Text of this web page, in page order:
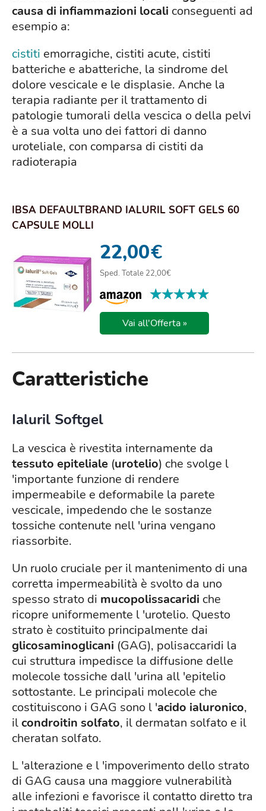
causa di infiammazioni locali conseguenti ad
esempio a:
cistiti emorragiche, cistiti acute, cistiti
batteriche e abatteriche, la sindrome del
dolore vescicale e le displasie. Anche la
terapia radiante per il trattamento di
patologie tumorali della vescica o della pelvi
è a sua volta uno dei fattori di danno
uroteliale, con comparsa di cistiti da
radioterapia
IBSA DEFAULTBRAND IALURIL SOFT GELS 60
CAPSULE MOLLI
22,00€
Sped. Totale 22,00€
★★★★★
★★★★★
Vai all'Offerta »
Caratteristiche
Ialuril Softgel
La vescica è rivestita internamente da
tessuto epiteliale (urotelio) che svolge l
'importante funzione di rendere
impermeabile e deformabile la parete
vescicale, impedendo che le sostanze
tossiche contenute nell 'urina vengano
riassorbite.
Un ruolo cruciale per il mantenimento di una
corretta impermeabilità è svolto da uno
spesso strato di mucopolissacaridi che
ricopre uniformemente l 'urotelio. Questo
strato è costituito principalmente dai
glicosaminoglicani (GAG), polisaccaridi la
cui struttura impedisce la diffusione delle
molecole tossiche dall 'urina all 'epitelio
sottostante. Le principali molecole che
costituiscono i GAG sono l 'acido ialuronico,
ilcondroitin solfato, il dermatan solfato e il
cheratan solfato.
L 'alterazione e l 'impoverimento dello strato
di GAG causa una maggiore vulnerabilità
alle infezioni e favorisce il contatto diretto tra